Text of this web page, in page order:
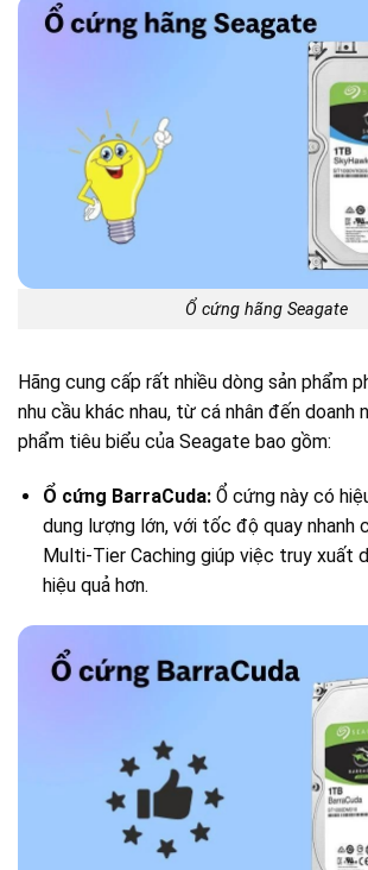
Ổ cứng hãng Seagate
Hãng cung cấp rất nhiều dòng sản phẩm
nhu cầu khác nhau, từ cá nhân đến doanh
phẩm tiêu biểu của Seagate bao gồm:
Ổ cứng BarraCuda: Ổ cứng này có
dung lượng lớn, với tốc độ quay nhanh
Multi-Tier Caching giúp việc truy xuất
hiệu quả hơn.